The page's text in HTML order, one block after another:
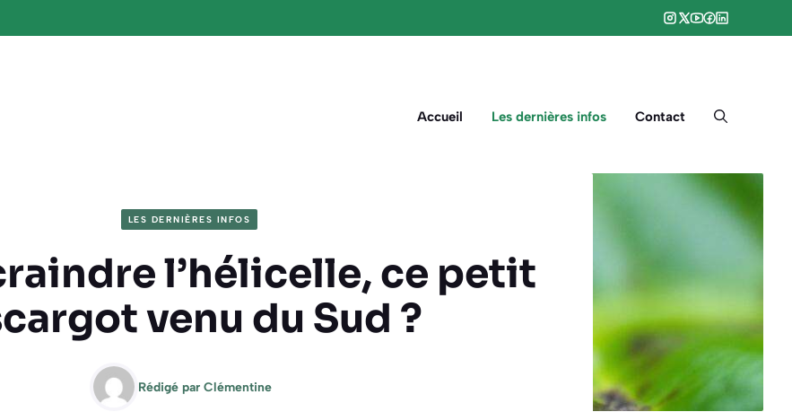
Accueil Les dernières infos Contact
LES DERNIÈRES INFOS
l’hélicelle, ce petit
venu du Sud ?
Rédigé par Clémentine